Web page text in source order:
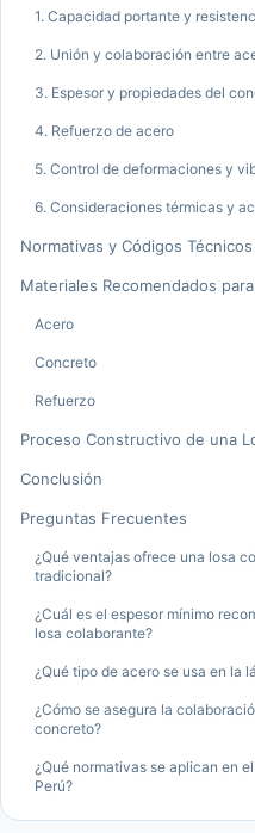
1. Capacidad portante y
2. Unión y colaboración entre
3. Espesor y propiedades del
4. Refuerzo de acero
5. Control de deformaciones y
6. Consideraciones térmicas y
Normativas y Códigos
Materiales Recomendados
Acero
Concreto
Refuerzo
Proceso Constructivo de una
Conclusión
Preguntas Frecuentes
¿Qué ventajas ofrece una losa
tradicional?
¿Cuál es el espesor mínimo
losa colaborante?
¿Qué tipo de acero se usa en la
¿Cómo se asegura la
concreto?
¿Qué normativas se aplican en
Perú?